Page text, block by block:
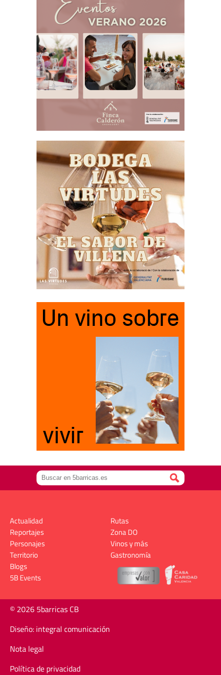
Actualidad
Reportajes
Personajes
Territorio
Rutas
Zona DO
Vinos y más
Gastronomía
Blogs
5B Events
© 2026 5barricas CB
Diseño: integral comunicación
Nota legal
Política de privacidad